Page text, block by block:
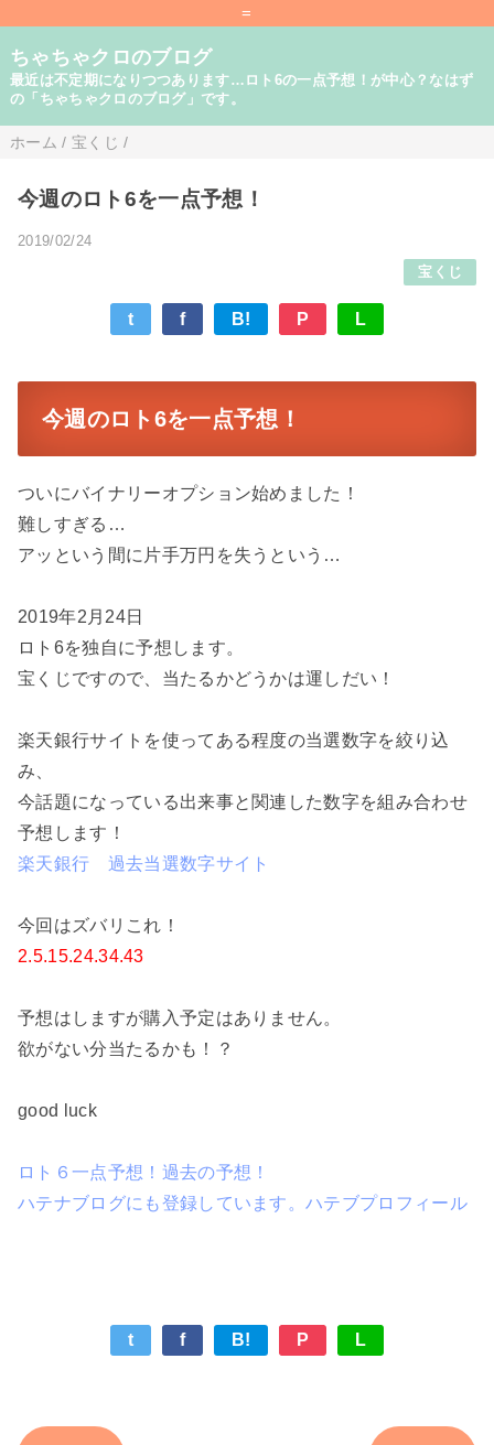
=
ちゃちゃクロのブログ
最近は不定期になりつつあります…ロト6の一点予想！が中心？なはず
の「ちゃちゃクロのブログ」です。
ホーム / 宝くじ /
今週のロト6を一点予想！
2019/02/24
宝くじ
t f B! P L
今週のロト6を一点予想！
ついにバイナリーオプション始めました！
難しすぎる…
アッという間に片手万円を失うという…
2019年2月24日
ロト6を独自に予想します。
宝くじですので、当たるかどうかは運しだい！
楽天銀行サイトを使ってある程度の当選数字を絞り込
み、
今話題になっている出来事と関連した数字を組み合わせ
予想します！
楽天銀行 過去当選数字サイト
今回はズバリこれ！
2.5.15.24.34.43
予想はしますが購入予定はありません。
欲がない分当たるかも！？
good luck
ロト６一点予想！過去の予想！
ハテナブログにも登録しています。ハテブプロフィール
t f B! P L